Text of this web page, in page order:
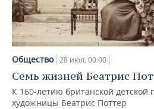
Общество 28 июл, 00:00
Семь жизней Беатрис
К 160-летию британской детской
художницы Беатрис Поттер